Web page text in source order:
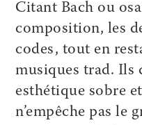
Citant Bach ou
composition, les
codes, tout en
musiques trad. Ils
esthétique sobre
n’empêche pas le